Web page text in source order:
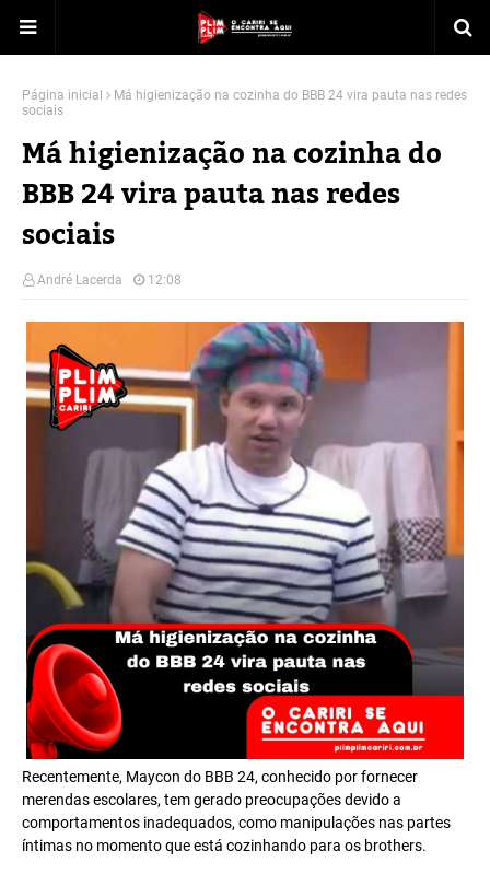
Página inicial
Má higienização na cozinha do BBB 24 vira pauta nas redes
sociais
Má higienização na cozinha do
BBB 24 vira pauta nas redes
sociais
André Lacerda 12:08
Recentemente, Maycon do BBB 24, conhecido por fornecer
merendas escolares, tem gerado preocupações devido a
comportamentos inadequados, como manipulações nas partes
íntimas no momento que está cozinhando para os brothers.